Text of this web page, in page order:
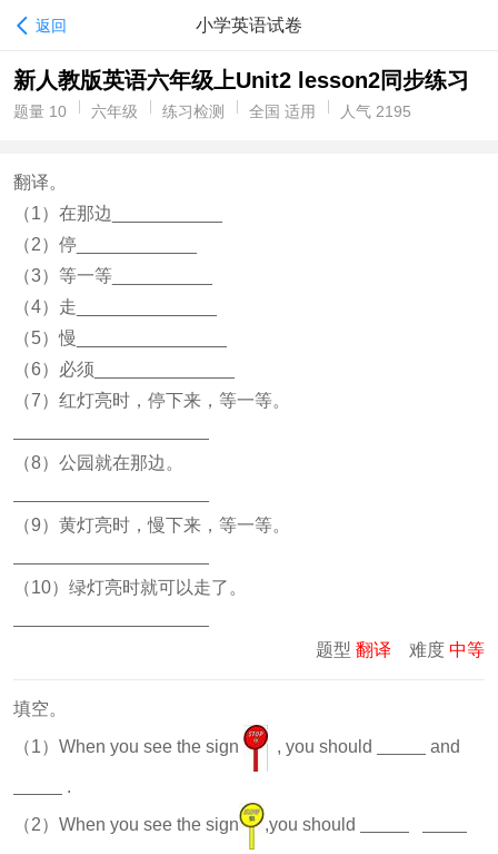
返回 小学英语试卷
新人教版英语六年级上Unit2 lesson2同步练习
题量 10 六年级 练习检测 全国 适用 人气 2195
翻译。
（1）在那边___________
（2）停____________
（3）等一等__________
（4）走______________
（5）慢_______________
（6）必须______________
（7）红灯亮时，停下来，等一等。
（8）公园就在那边。
（9）黄灯亮时，慢下来，等一等。
（10）绿灯亮时就可以走了。
题型 翻译 难度 中等
填空。
（1）When you see the sign , you should and
.
（2）When you see the sign ,you should